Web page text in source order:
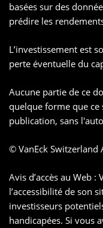
basées sur des
prédire les
L’investissement est
perte éventuelle du
Aucune partie de ce
quelque forme que ce
publication, sans
© VanEck Switzerland
Avis d’accès au Web :
l’accessibilité de son
investisseurs
handicapées. Si vous